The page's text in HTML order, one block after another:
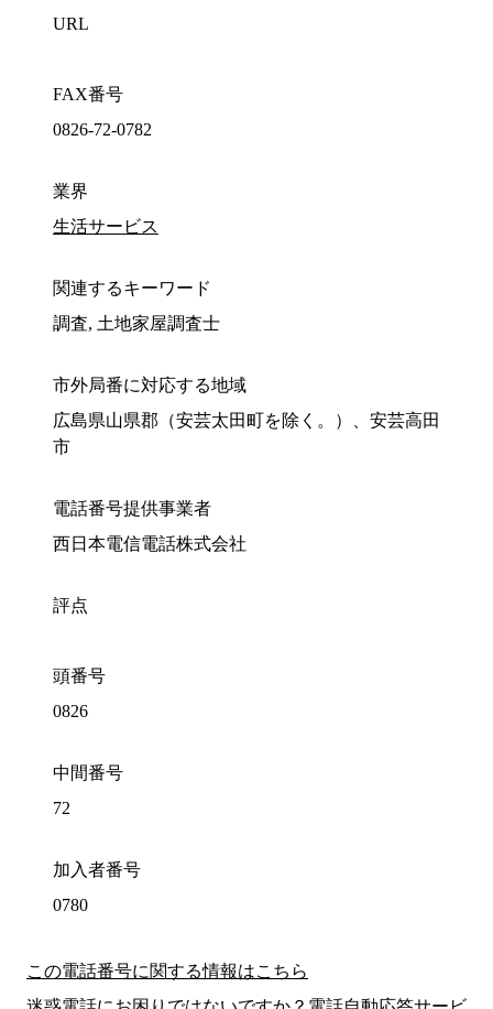
URL
FAX番号
0826-72-0782
業界
生活サービス
関連するキーワード
調査, 土地家屋調査士
市外局番に対応する地域
広島県山県郡（安芸太田町を除く。）、安芸高田
市
電話番号提供事業者
西日本電信電話株式会社
評点
頭番号
0826
中間番号
72
加入者番号
0780
この電話番号に関する情報はこちら